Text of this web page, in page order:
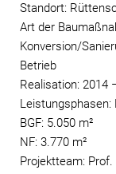
Standort:
Art der
Konversion/
Betrieb
Realisation: 2014
BGF: 5.050 m²
NF: 3.770 m²
Projektteam: